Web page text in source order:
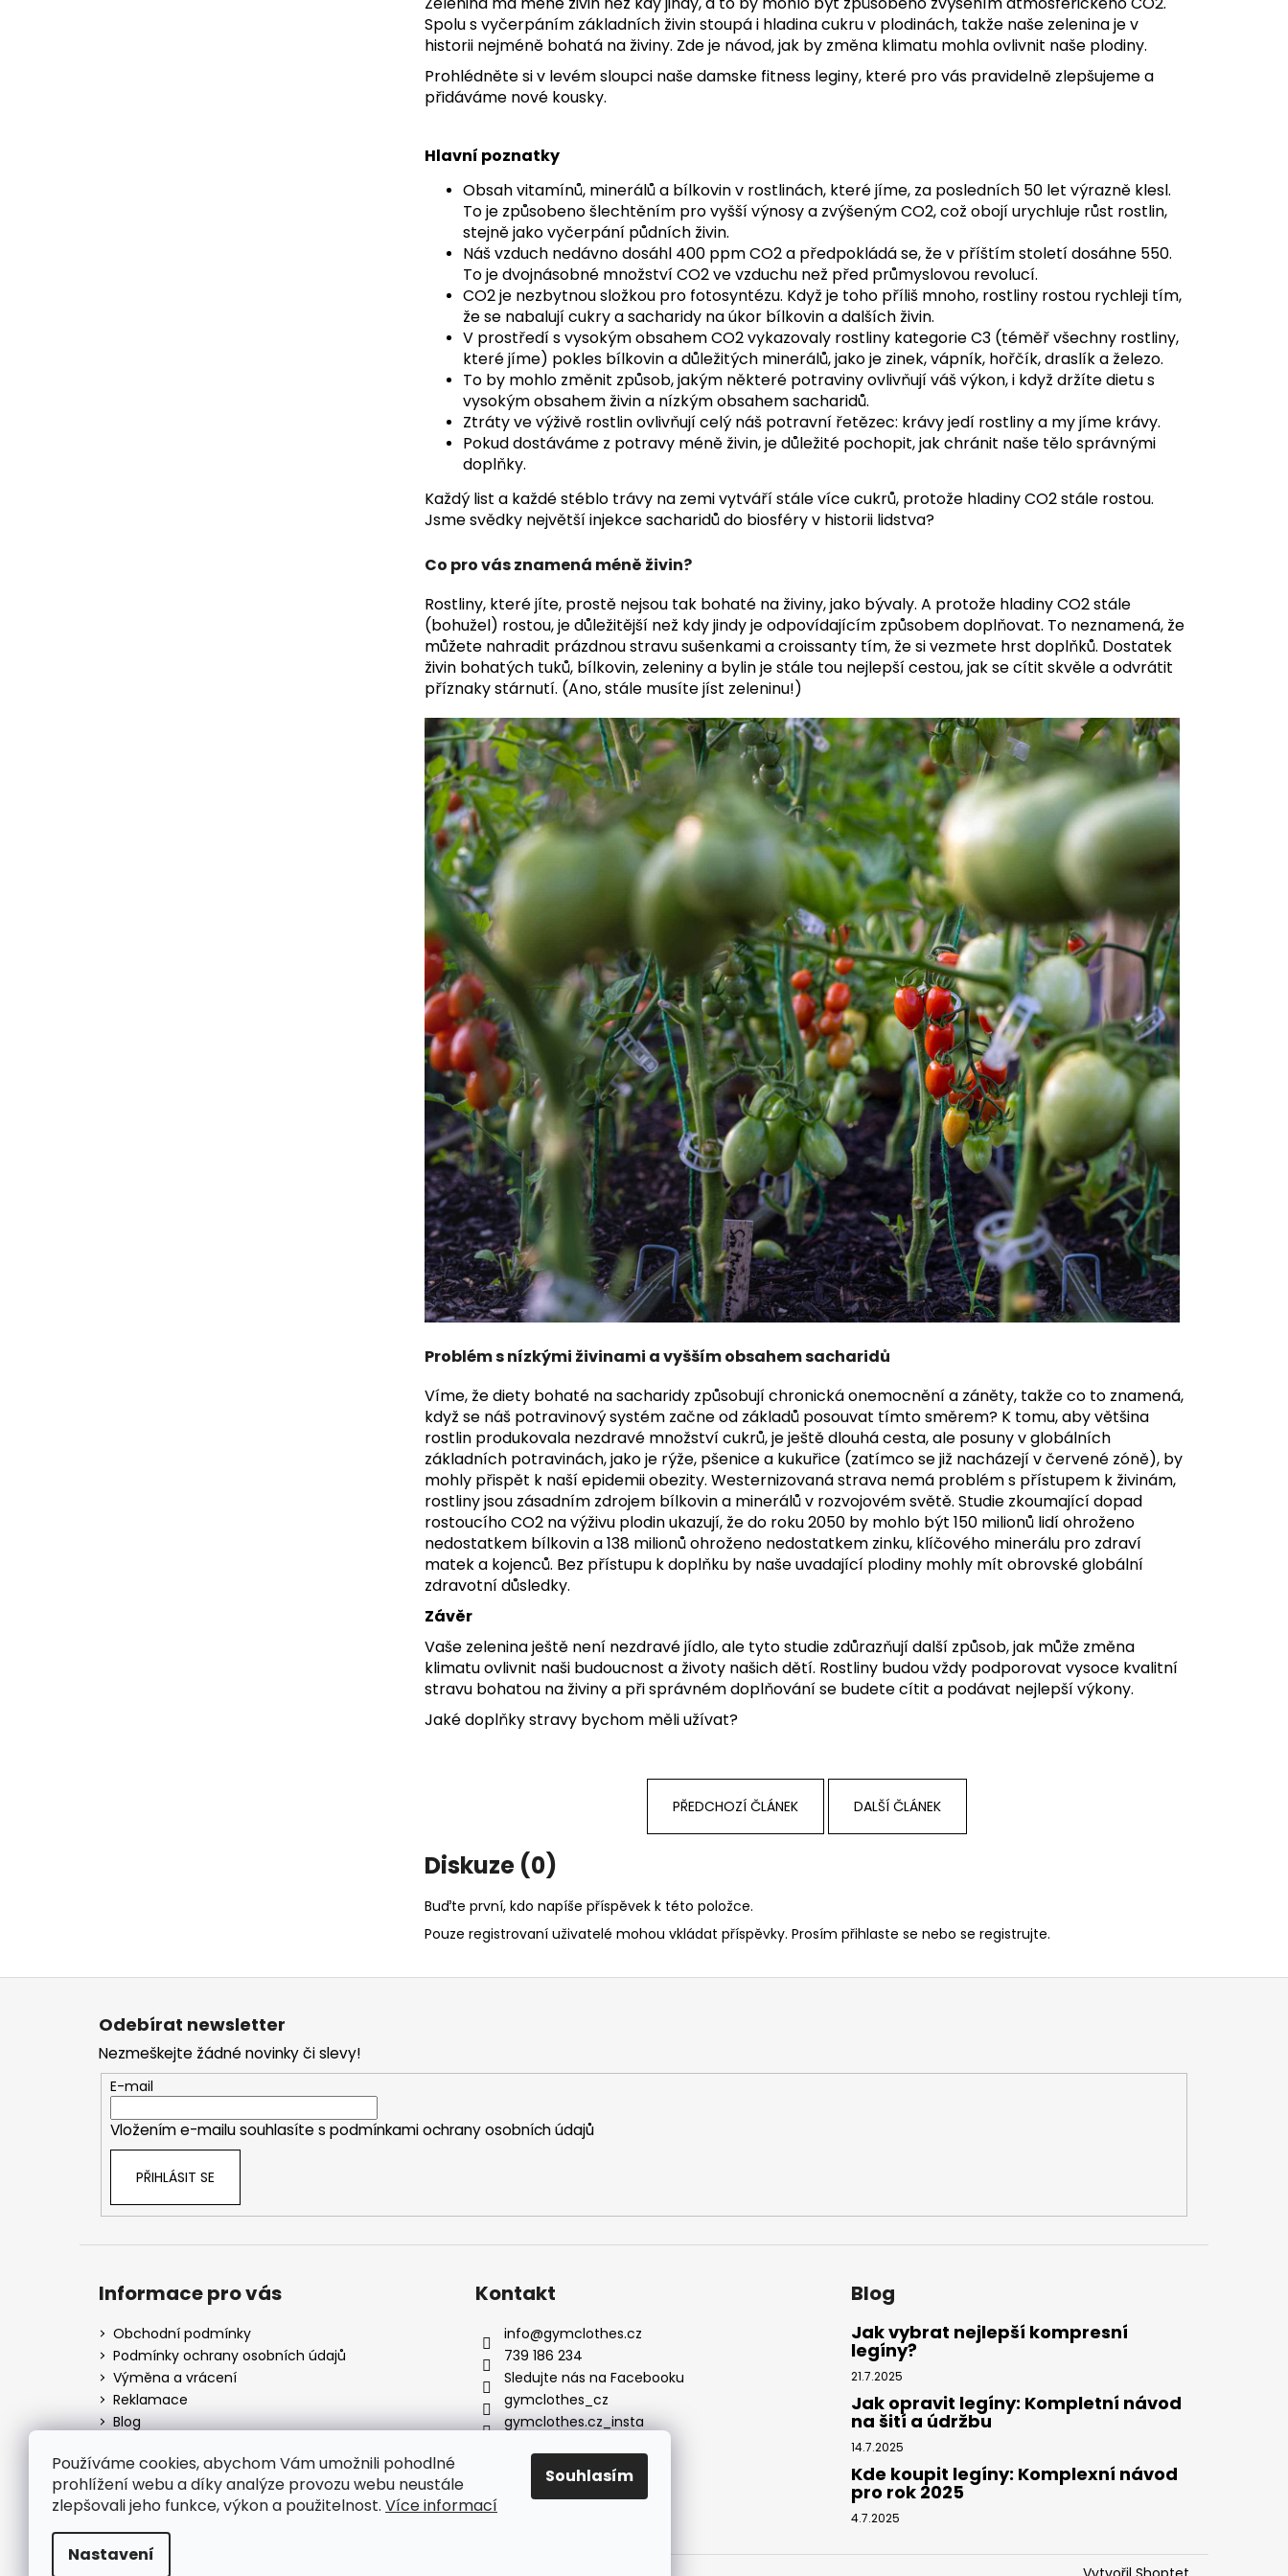
Používáme cookies, abychom Vám umožnili pohodlné
prohlížení webu a díky analýze provozu webu neustále
zlepšovali jeho funkce, výkon a použitelnost. Více informací
Nastavení
Souhlasím
Spolu s vyčerpáním základních živin stoupá i hladina cukru v plodinách, takže naše zelenina je v
historii nejméně bohatá na živiny. Zde je návod, jak by změna klimatu mohla ovlivnit naše plodiny.
Prohlédněte si v levém sloupci našedamske fitness leginy, které pro vás pravidelně zlepšujeme a
přidáváme nové kousky.
Hlavní poznatky
Obsah vitamínů, minerálů a bílkovin v rostlinách, které jíme, za posledních 50 let výrazně klesl.
To je způsobeno šlechtěním pro vyšší výnosy a zvýšeným CO2, což obojí urychluje růst rostlin,
stejně jako vyčerpání půdních živin.
Náš vzduch nedávno dosáhl 400 ppm CO2 a předpokládá se, že v příštím století dosáhne 550.
To je dvojnásobné množství CO2 ve vzduchu než před průmyslovou revolucí.
CO2 je nezbytnou složkou pro fotosyntézu. Když je toho příliš mnoho, rostliny rostou rychleji tím,
že se nabalují cukry a sacharidy na úkor bílkovin a dalších živin.
V prostředí s vysokým obsahem CO2 vykazovaly rostliny kategorie C3 (téměř všechny rostliny,
které jíme) pokles bílkovin a důležitých minerálů, jako je zinek, vápník, hořčík, draslík a železo.
To by mohlo změnit způsob, jakým některé potraviny ovlivňují váš výkon, i když držíte dietu s
vysokým obsahem živin a nízkým obsahem sacharidů.
Ztráty ve výživě rostlin ovlivňují celý náš potravní řetězec: krávy jedí rostliny a my jíme krávy.
Pokud dostáváme z potravy méně živin, je důležité pochopit, jak chránit naše tělo správnými
doplňky.
Každý list a každé stéblo trávy na zemi vytváří stále více cukrů, protože hladiny CO2 stále rostou.
Jsme svědky největší injekce sacharidů do biosféry v historii lidstva?
Co pro vás znamená méně živin?
Rostliny, které jíte, prostě nejsou tak bohaté na živiny, jako bývaly. A protože hladiny CO2 stále
(bohužel) rostou, je důležitější než kdy jindy je odpovídajícím způsobem doplňovat. To neznamená, že
můžete nahradit prázdnou stravu sušenkami a croissanty tím, že si vezmete hrst doplňků. Dostatek
živin bohatých tuků, bílkovin, zeleniny a bylin je stále tou nejlepší cestou, jak se cítit skvěle a odvrátit
příznaky stárnutí. (Ano, stále musíte jíst zeleninu!)
Problém s nízkými živinami a vyšším obsahem sacharidů
Víme, že diety bohaté na sacharidy způsobují chronická onemocnění a záněty, takže co to znamená,
když se náš potravinový systém začne od základů posouvat tímto směrem? K tomu, aby většina
rostlin produkovala nezdravé množství cukrů, je ještě dlouhá cesta, ale posuny v globálních
základních potravinách, jako je rýže, pšenice a kukuřice (zatímco se již nacházejí v červené zóně), by
mohly přispět k naší epidemii obezity. Westernizovaná strava nemá problém s přístupem k živinám,
rostliny jsou zásadním zdrojem bílkovin a minerálů v rozvojovém světě. Studie zkoumající dopad
rostoucího CO2 na výživu plodin ukazují, že do roku 2050 by mohlo být 150 milionů lidí ohroženo
nedostatkem bílkovin a 138 milionů ohroženo nedostatkem zinku, klíčového minerálu pro zdraví
matek a kojenců. Bez přístupu k doplňku by naše uvadající plodiny mohly mít obrovské globální
zdravotní důsledky.
Závěr
Vaše zelenina ještě není nezdravé jídlo, ale tyto studie zdůrazňují další způsob, jak může změna
klimatu ovlivnit naši budoucnost a životy našich dětí. Rostliny budou vždy podporovat vysoce kvalitní
stravu bohatou na živiny a při správném doplňování se budete cítit a podávat nejlepší výkony.
Jaké doplňky stravy bychom měli užívat?
PŘEDCHOZÍ ČLÁNEK DALŠÍ ČLÁNEK
Diskuze (0)
Buďte první, kdo napíše příspěvek k této položce.
Pouze registrovaní uživatelé mohou vkládat příspěvky. Prosím přihlaste se nebo se registrujte.
Z
Odebírat newsletter
Nezmeškejte žádné novinky či slevy!
E-mail
Vložením e-mailu souhlasíte s podmínkami ochrany osobních údajů
PŘIHLÁSIT SE
Informace pro vás
Obchodní podmínky
Podmínky ochrany osobních údajů
Výměna a vrácení
Reklamace
Blog
Kontakt
info@gymclothes.cz
739 186 234
Sledujte nás na Facebooku
gymclothes_cz
gymclothes.cz_insta
@www.gymclothes.cz
Blog
Jak vybrat nejlepší kompresní
legíny?
21.7.2025
Jak opravit legíny: Kompletní návod
na šití a údržbu
14.7.2025
Kde koupit legíny: Komplexní návod
pro rok 2025
4.7.2025